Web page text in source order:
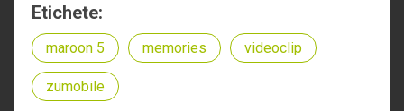
Etichete:
maroon 5 memories videoclip
zumobile